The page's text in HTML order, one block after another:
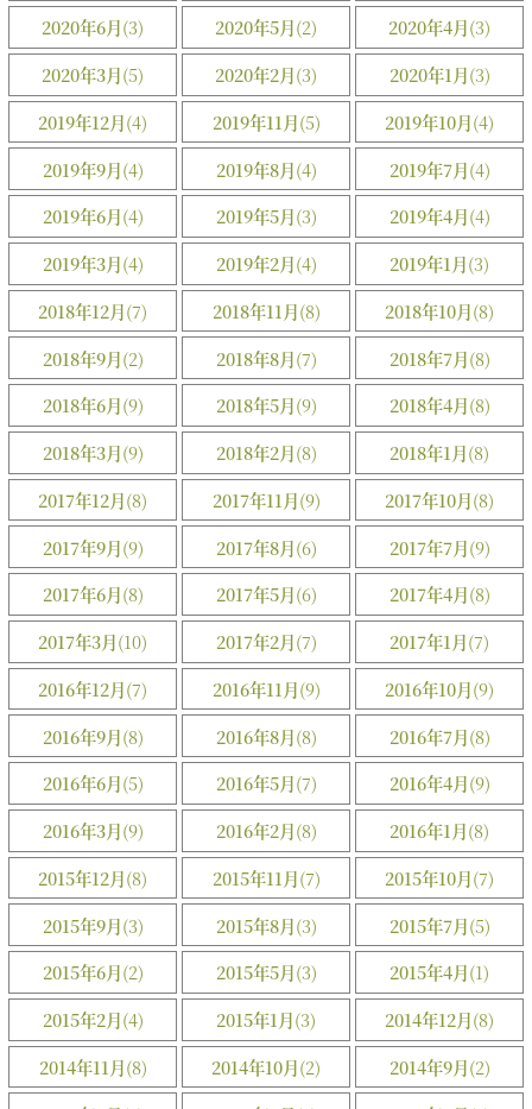
2020年6月(3) 2020年5月(2) 2020年4月(3)
2020年3月(5) 2020年2月(3) 2020年1月(3)
2019年12月(4) 2019年11月(5) 2019年10月(4)
2019年9月(4) 2019年8月(4) 2019年7月(4)
2019年6月(4) 2019年5月(3) 2019年4月(4)
2019年3月(4) 2019年2月(4) 2019年1月(3)
2018年12月(7) 2018年11月(8) 2018年10月(8)
2018年9月(2) 2018年8月(7) 2018年7月(8)
2018年6月(9) 2018年5月(9) 2018年4月(8)
2018年3月(9) 2018年2月(8) 2018年1月(8)
2017年12月(8) 2017年11月(9) 2017年10月(8)
2017年9月(9) 2017年8月(6) 2017年7月(9)
2017年6月(8) 2017年5月(6) 2017年4月(8)
2017年3月(10) 2017年2月(7) 2017年1月(7)
2016年12月(7) 2016年11月(9) 2016年10月(9)
2016年9月(8) 2016年8月(8) 2016年7月(8)
2016年6月(5) 2016年5月(7) 2016年4月(9)
2016年3月(9) 2016年2月(8) 2016年1月(8)
2015年12月(8) 2015年11月(7) 2015年10月(7)
2015年9月(3) 2015年8月(3) 2015年7月(5)
2015年6月(2) 2015年5月(3) 2015年4月(1)
2015年2月(4) 2015年1月(3) 2014年12月(8)
2014年11月(8) 2014年10月(2) 2014年9月(2)